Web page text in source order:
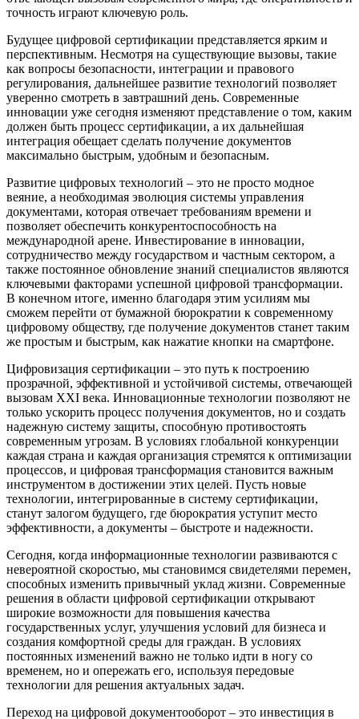
точность играют ключевую роль.
Будущее цифровой сертификации представляется ярким и
перспективным. Несмотря на существующие вызовы, такие
как вопросы безопасности, интеграции и правового
регулирования, дальнейшее развитие технологий позволяет
уверенно смотреть в завтрашний день. Современные
инновации уже сегодня изменяют представление о том, каким
должен быть процесс сертификации, а их дальнейшая
интеграция обещает сделать получение документов
максимально быстрым, удобным и безопасным.
Развитие цифровых технологий – это не просто модное
веяние, а необходимая эволюция системы управления
документами, которая отвечает требованиям времени и
позволяет обеспечить конкурентоспособность на
международной арене. Инвестирование в инновации,
сотрудничество между государством и частным сектором, а
также постоянное обновление знаний специалистов являются
ключевыми факторами успешной цифровой трансформации.
В конечном итоге, именно благодаря этим усилиям мы
сможем перейти от бумажной бюрократии к современному
цифровому обществу, где получение документов станет таким
же простым и быстрым, как нажатие кнопки на смартфоне.
Цифровизация сертификации – это путь к построению
прозрачной, эффективной и устойчивой системы, отвечающей
вызовам XXI века. Инновационные технологии позволяют не
только ускорить процесс получения документов, но и создать
надежную систему защиты, способную противостоять
современным угрозам. В условиях глобальной конкуренции
каждая страна и каждая организация стремятся к оптимизации
процессов, и цифровая трансформация становится важным
инструментом в достижении этих целей. Пусть новые
технологии, интегрированные в систему сертификации,
станут залогом будущего, где бюрократия уступит место
эффективности, а документы – быстроте и надежности.
Сегодня, когда информационные технологии развиваются с
невероятной скоростью, мы становимся свидетелями перемен,
способных изменить привычный уклад жизни. Современные
решения в области цифровой сертификации открывают
широкие возможности для повышения качества
государственных услуг, улучшения условий для бизнеса и
создания комфортной среды для граждан. В условиях
постоянных изменений важно не только идти в ногу со
временем, но и опережать его, используя передовые
технологии для решения актуальных задач.
Переход на цифровой документооборот – это инвестиция в